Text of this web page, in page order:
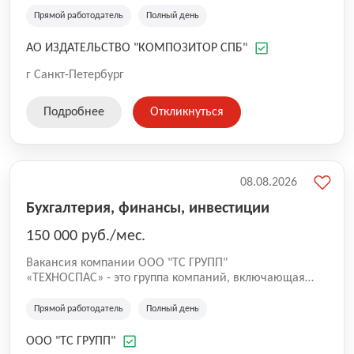
40 лет на рынке.
Прямой работодатель Полный день
АО ИЗДАТЕЛЬСТВО "КОМПОЗИТОР СПБ"
г Санкт-Петербург
Подробнее Откликнуться
Бухгалтерия, финансы, инвестиции
150 000 руб./мес.
Вакансия компании ООО "ТС ГРУПП"
«ТЕХНОСПАС» - это группа компаний, включающая
спасательное формирование. Современная
«ТЕХНОСПАС» работает с 2007 года. Наша
Прямой работодатель Полный день
ООО "ТС ГРУПП"
08.08.2026